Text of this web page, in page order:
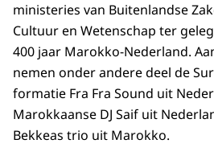
ministeries van Buitenlandse
Cultuur en Wetenschap ter
400 jaar Marokko-Nederland.
nemen onder andere deel de
formatie Fra Fra Sound uit
Marokkaanse DJ Saif uit
Bekkeas trio uit Marokko.